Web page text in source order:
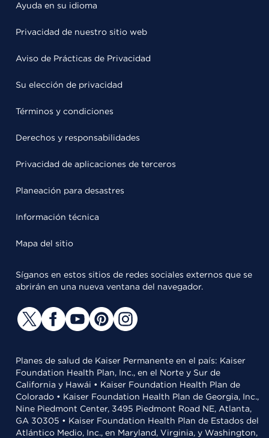
Ayuda en su idioma
Privacidad de nuestro sitio web
Aviso de Prácticas de Privacidad
Su elección de privacidad
Términos y condiciones
Derechos y responsabilidades
Privacidad de aplicaciones de terceros
Planeación para desastres
Información técnica
Mapa del sitio
Síganos en estos sitios de redes sociales externos que se
abrirán en una nueva ventana del navegador.
Planes de salud de Kaiser Permanente en el país: Kaiser
Foundation Health Plan, Inc., en el Norte y Sur de
California y Hawái • Kaiser Foundation Health Plan de
Colorado • Kaiser Foundation Health Plan de Georgia, Inc.,
Nine Piedmont Center, 3495 Piedmont Road NE, Atlanta,
GA 30305 • Kaiser Foundation Health Plan de Estados del
Atlántico Medio, Inc., en Maryland, Virginia, y Washington,